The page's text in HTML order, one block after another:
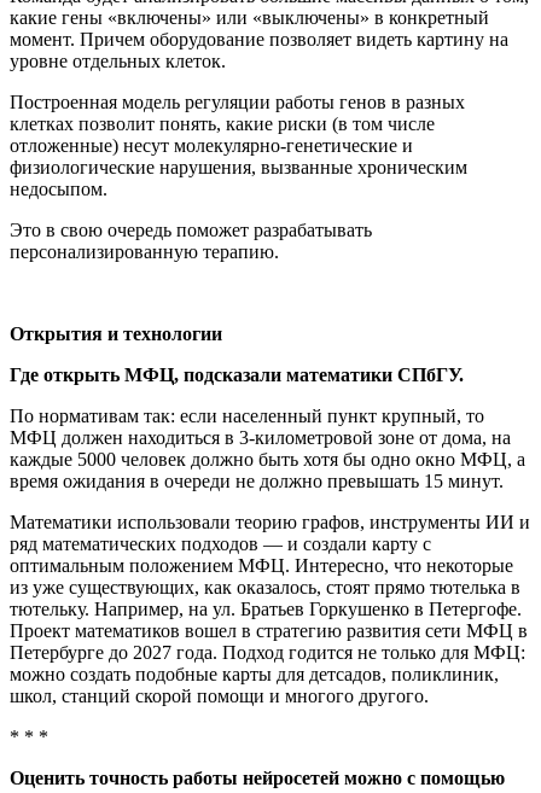
какие гены «включены» или «выключены» в конкретный
момент. Причем оборудование позволяет видеть картину на
уровне отдельных клеток.
Построенная модель регуляции работы генов в разных
клетках позволит понять, какие риски (в том числе
отложенные) несут молекулярно-генетические и
физиологические нарушения, вызванные хроническим
недосыпом.
Это в свою очередь поможет разрабатывать
персонализированную терапию.
Открытия и технологии
Где открыть МФЦ, подсказали математики СПбГУ.
По нормативам так: если населенный пункт крупный, то
МФЦ должен находиться в 3‑километровой зоне от дома, на
каждые 5000 человек должно быть хотя бы одно окно МФЦ, а
время ожидания в очереди не должно превышать 15 минут.
Математики использовали теорию графов, инструменты ИИ и
ряд математических подходов — и создали карту с
оптимальным положением МФЦ. Интересно, что некоторые
из уже существующих, как оказалось, стоят прямо тютелька в
тютельку. Например, на ул. Братьев Горкушенко в Петергофе.
Проект математиков вошел в стратегию развития сети МФЦ в
Петербурге до 2027 года. Подход годится не только для МФЦ:
можно создать подобные карты для детсадов, поликлиник,
школ, станций скорой помощи и многого другого.
* * *
Оценить точность работы нейросетей можно с помощью